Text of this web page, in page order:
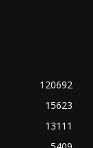
120692
15623
13111